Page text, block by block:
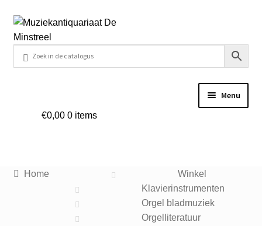
Ga
door
navigatie
Ga
naar
inhoud
Menu
Veel gestelde vragen
€0,00 0 items
Home
Winkel
Klavierinstrumenten
Orgel bladmuziek
Orgelliteratuur